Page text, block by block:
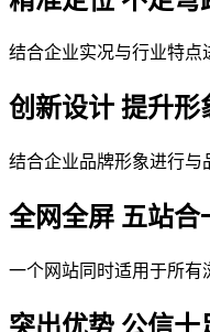
结合企业实况与行业特点
创新设计 提升形
结合企业品牌形象进行
全网全屏 五站合
一个网站同时适用于所有